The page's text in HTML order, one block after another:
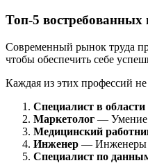
Топ-5 востребованных
Современный рынок труда
чтобы обеспечить себе
Каждая из этих профессий
Специалист в
Маркетолог — Умение
Медицинский
Инженер — Инженеры в
Специалист по